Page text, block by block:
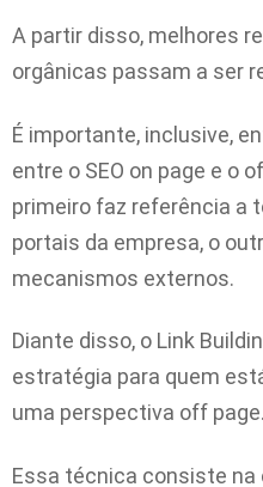
A partir disso, melhores
orgânicas passam a ser
É importante, inclusive,
entre o SEO on page e o
primeiro faz referência a
portais da empresa, o
mecanismos externos.
Diante disso, o Link
estratégia para quem
uma perspectiva off page.
Essa técnica consiste na